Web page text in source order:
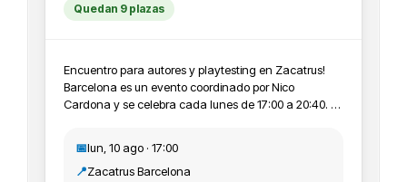
Quedan 9 plazas
Encuentro para autores y playtesting en Zacatrus!
Barcelona es un evento coordinado por Nico
Cardona y se celebra cada lunes de 17:00 a 20:40. Es
entorno ordenado y colaborativo. Las sesiones se
organizan por turnos con explicación, partida y
📅lun, 10 ago · 17:00
📍Zacatrus Barcelona